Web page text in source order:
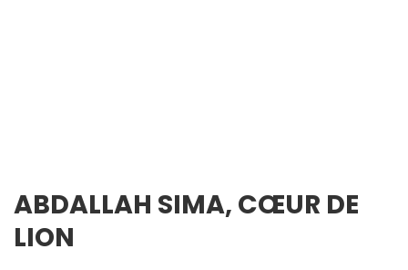
ABDALLAH SIMA, CŒUR DE
LION